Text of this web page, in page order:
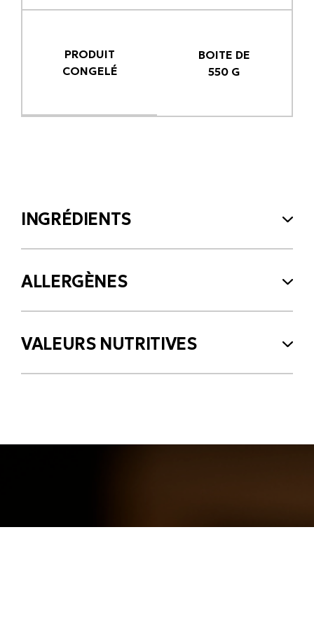
PRODUIT
CONGELÉ
BOITE DE
550 G
INGRÉDIENTS
ALLERGÈNES
VALEURS NUTRITIVES